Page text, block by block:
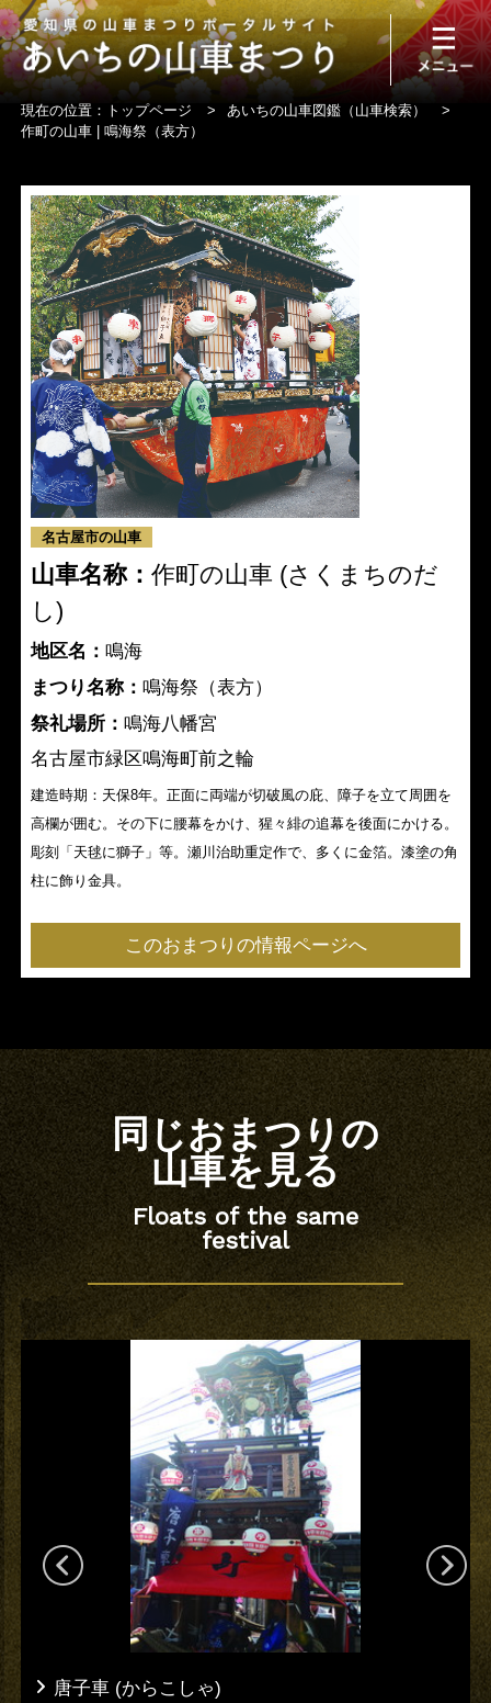
現在の位置： トップページ > あいちの山車図鑑（山車検索）
>
作町の山車 | 鳴海祭（表方）
名古屋市の山車
山車名称： 作町の山車 (さくまちのだ
し)
地区名： 鳴海
まつり名称： 鳴海祭（表方）
祭礼場所： 鳴海八幡宮
名古屋市緑区鳴海町前之輪
建造時期：天保8年。正面に両端が切破風の庇、障子を立て周囲を
高欄が囲む。その下に腰幕をかけ、猩々緋の追幕を後面にかける。
彫刻「天毬に獅子」等。瀬川治助重定作で、多くに金箔。漆塗の角
柱に飾り金具。
このおまつりの情報ページへ
同じおまつりの
山車を見る
Floats of the same
festival
唐子車 (からこしゃ)